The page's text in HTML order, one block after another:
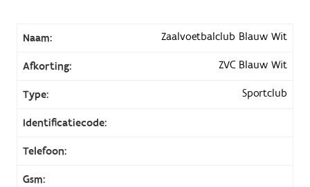
Naam: Zaalvoetbalclub Blauw Wit
Afkorting: ZVC Blauw Wit
Type: Sportclub
Identificatiecode:
Telefoon:
Gsm: